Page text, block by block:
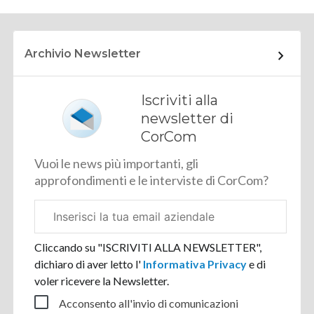
Archivio Newsletter
Iscriviti alla
newsletter di
CorCom
Vuoi le news più importanti, gli
approfondimenti e le interviste di CorCom?
aziendale
Cliccando su "ISCRIVITI ALLA NEWSLETTER",
dichiaro di aver letto l' Informativa Privacye di
voler ricevere la Newsletter.
Acconsento all'invio di comunicazioni